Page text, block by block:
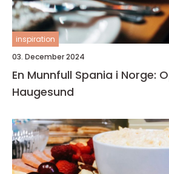
inspiration
03. December 2024
En Munnfull Spania i Norge:
Haugesund